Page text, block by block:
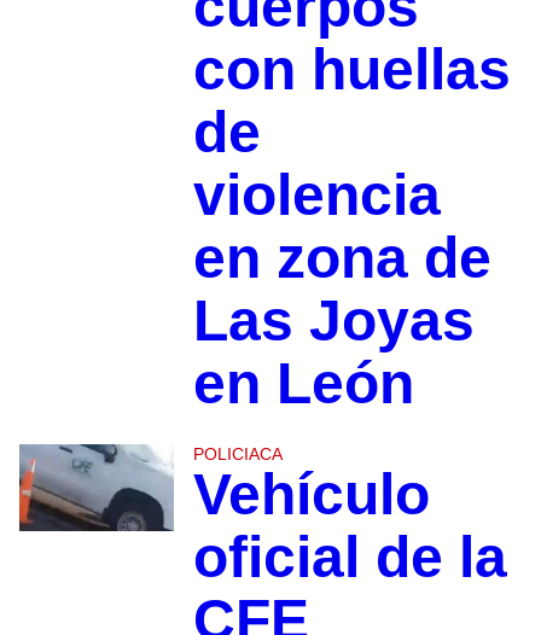
con huellas
de
violencia
en zona de
Las Joyas
en León
POLICIACA
Vehículo
oficial de la
CFE